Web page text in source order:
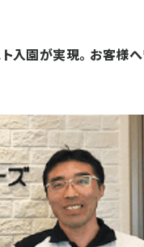
入園が実現。 お客様